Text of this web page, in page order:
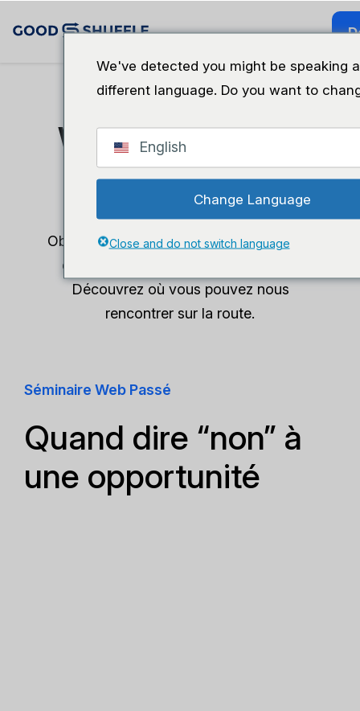
Webinaires et
événements
Obtenez les derniers conseils et astuces
des experts de l'événementiel - plus
Découvrez où vous pouvez nous
rencontrer sur la route.
Séminaire Web Passé
Quand dire “non” à
une opportunité
We've detected you might be speaking a
different language. Do you want to
English
Change Language
Close and do not switch language